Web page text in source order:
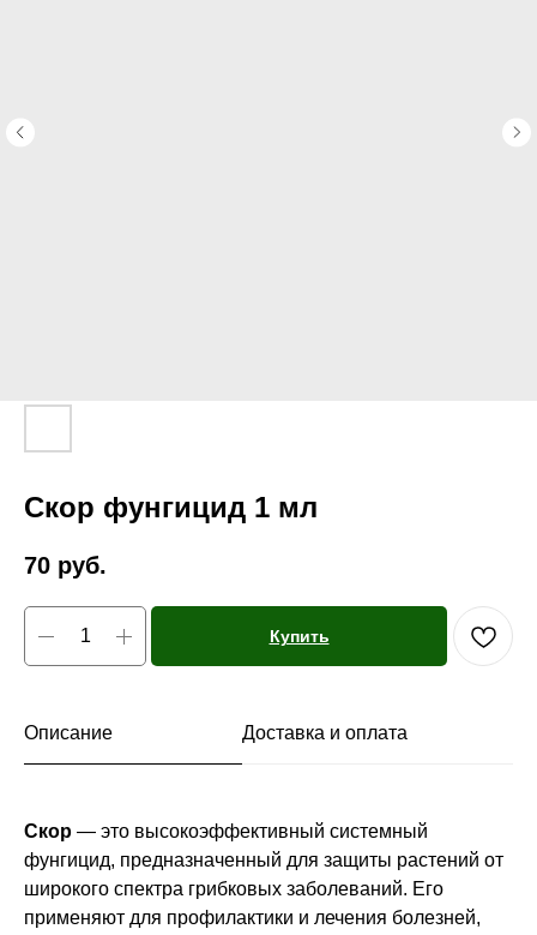
Скор фунгицид 1 мл
70 руб.
Купить
Описание Доставка и оплата
Скор — это высокоэффективный системный
фунгицид, предназначенный для защиты растений от
широкого спектра грибковых заболеваний. Его
применяют для профилактики и лечения болезней,